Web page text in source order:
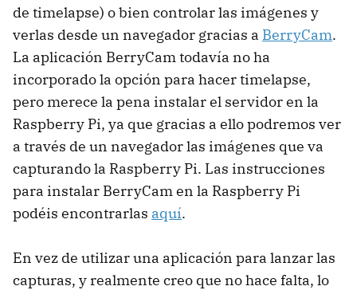
de timelapse) o bien controlar las imágenes y
verlas desde un navegador gracias a BerryCam.
La aplicación BerryCam todavía no ha
incorporado la opción para hacer timelapse,
pero merece la pena instalar el servidor en la
Raspberry Pi, ya que gracias a ello podremos ver
a través de un navegador las imágenes que va
capturando la Raspberry Pi. Las instrucciones
para instalar BerryCam en la Raspberry Pi
podéis encontrarlas aquí.
En vez de utilizar una aplicación para lanzar las
capturas, y realmente creo que no hace falta, lo